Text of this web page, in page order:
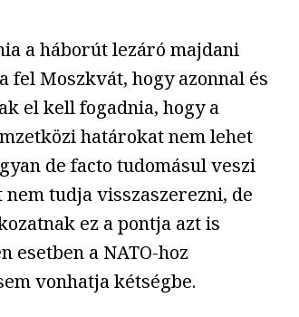
a háborút lezáró majdani
fel Moszkvát, hogy azonnal és
el kell fogadnia, hogy a
határokat nem lehet
de facto tudomásul veszi
tudja visszaszerezni, de
ez a pontja azt is
esetben a NATO-hoz
vonhatja kétségbe.